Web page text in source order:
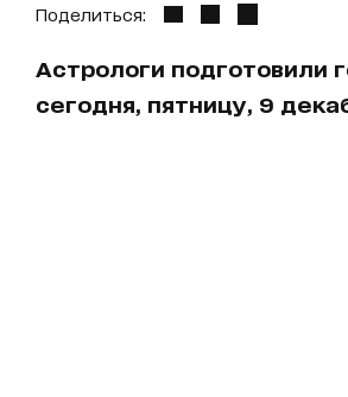
Поделиться:
Астрологи подготовили
сегодня, пятницу, 9